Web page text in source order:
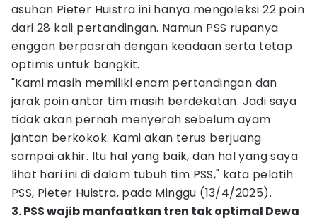
asuhan Pieter Huistra ini hanya mengoleksi 22 poin
dari 28 kali pertandingan. Namun PSS rupanya
enggan berpasrah dengan keadaan serta tetap
optimis untuk bangkit.
"Kami masih memiliki enam pertandingan dan
jarak poin antar tim masih berdekatan. Jadi saya
tidak akan pernah menyerah sebelum ayam
jantan berkokok. Kami akan terus berjuang
sampai akhir. Itu hal yang baik, dan hal yang saya
lihat hari ini di dalam tubuh tim PSS," kata pelatih
PSS, Pieter Huistra, pada Minggu (13/4/2025).
3. PSS wajib manfaatkan tren tak optimal Dewa